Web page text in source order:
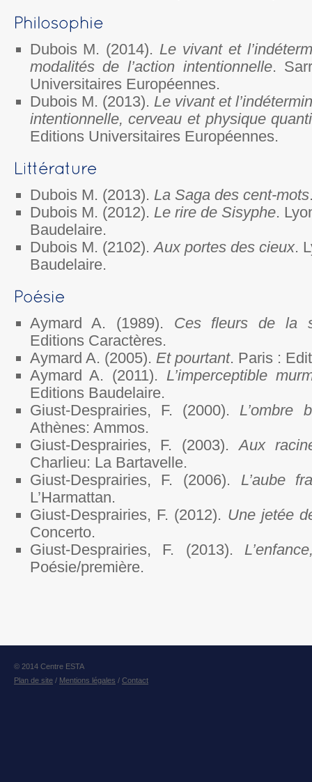
Dubois M. (2014). Le vivant et
modalités de l’action intentionnelle.
Universitaires Européennes.
Dubois M. (2013). Le vivant et
intentionnelle, cerveau et physique
Editions Universitaires Européennes.
Dubois M. (2013). La Saga des cent-mots
Dubois M. (2012). Le rire de Sisyphe.
Baudelaire.
Dubois M. (2102).Aux portes des cieux.
Baudelaire.
Aymard A. (1989). Ces fleurs de la
Editions Caractères.
Aymard A. (2005). Et pourtant. Paris :
Aymard A. (2011). L’imperceptible
Editions Baudelaire.
Giust-Desprairies, F. (2000).L’ombre
Athènes: Ammos.
Giust-Desprairies, F. (2003).Aux
Charlieu: La Bartavelle.
Giust-Desprairies, F. (2006). L’aube
L’Harmattan.
Giust-Desprairies, F. (2012). Une jetée
Concerto.
Giust-Desprairies, F. (2013).
Poésie/première.
© 2014 Centre ESTA
Plan de site / Mentions légales / Contact